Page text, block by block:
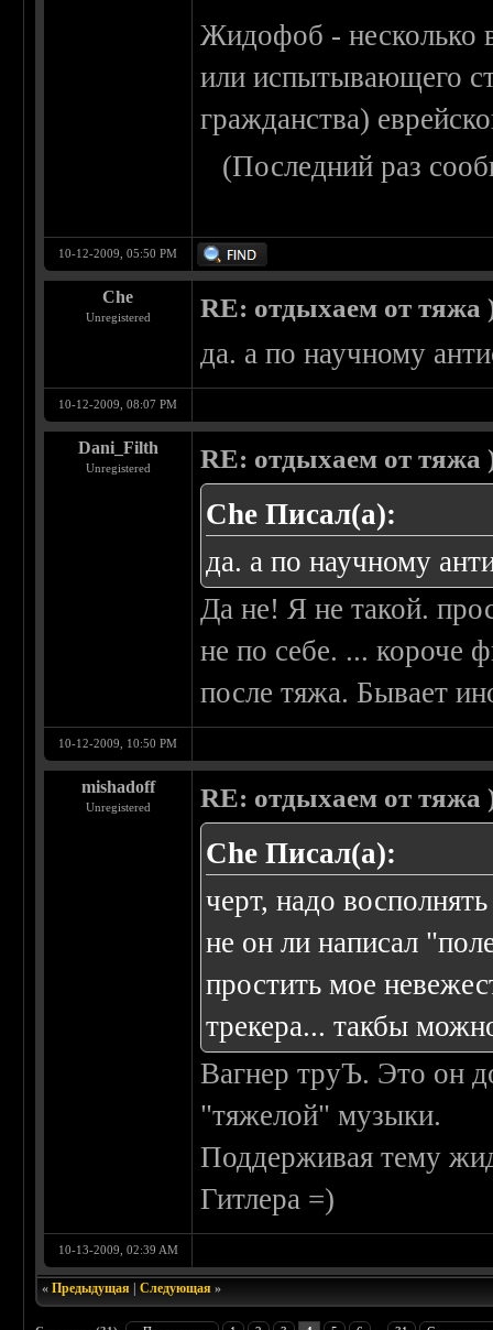
Жидофоб - несколько
или испытывающего
гражданства)
(Последний раз
10-12-2009, 05:50 PM
Che
Unregistered RE: отдыхаем от тяжа
да. а по научному
10-12-2009, 08:07 PM
Dani_Filth
Unregistered RE: отдыхаем от тяжа
Che Писал(а):
да. а по научному
Да не! Я не такой.
не по себе. ... короче
после тяжа. Бывает
10-12-2009, 10:50 PM
mishadoff
Unregistered RE: отдыхаем от тяжа
Che Писал(а):
черт, надо
не он ли написал
простить мое
трекера... такбы
Вагнер труЪ. Это он
"тяжелой" музыки.
Поддерживая тему
Гитлера =)
10-13-2009, 02:39 AM
«Предыдущая |Следующая »